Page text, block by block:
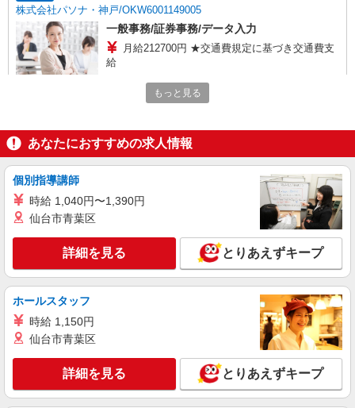
株式会社パソナ・神戸/OKW6001149005
一般事務/証券事務/データ入力
月給212700円 ★交通費規定に基づき交通費支
給
兵庫県尼崎市（尼崎駅）
派遣社員
株式会社パソナ・神戸/OKW6001175909
時給1550円 月収例：233000円 ★交通費規定に
兵庫県尼崎市（尼崎駅）
キープ 詳細を見る
派遣社員
株式会社パソナ・神戸/OKW6001176116
月給303800円 ★交通費規定に基づき交通費支
給
兵庫県尼崎市（JR福知山線猪名寺駅）
もっと見る
あなたにおすすめの求人情報
個別指導講師
時給 1,040円〜1,390円
仙台市青葉区
詳細を見る とりあえずキープ
ホールスタッフ
時給 1,150円
仙台市青葉区
詳細を見る とりあえずキープ